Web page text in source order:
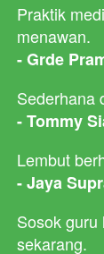
Praktik
menawan.
- Grde
Sederhana
- Tommy
Lembut
- Jaya
Sosok guru
sekarang.